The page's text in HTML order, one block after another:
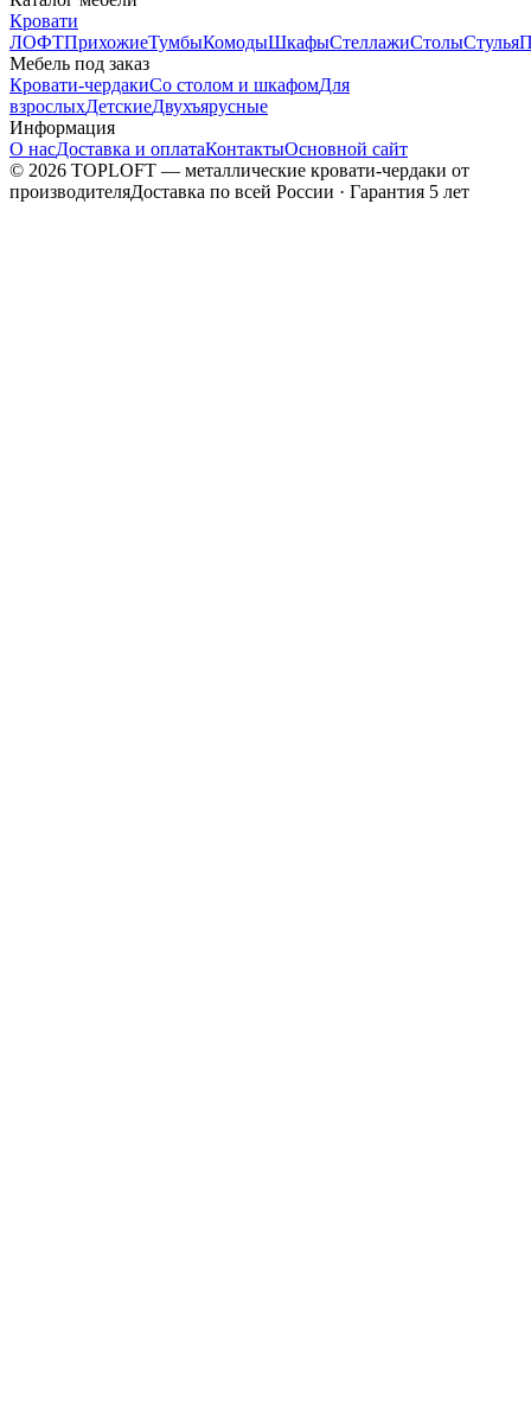
Кровати
ЛОФТПрихожиеТумбыКомодыШкафыСтеллажиСтолыСтулья
Мебель под заказ
Кровати-чердакиСо столом и шкафомДля
взрослыхДетскиеДвухъярусные
Информация
О насДоставка и оплатаКонтактыОсновной сайт
© 2026 TOPLOFT — металлические кровати-чердаки от
производителяДоставка по всей России · Гарантия 5 лет